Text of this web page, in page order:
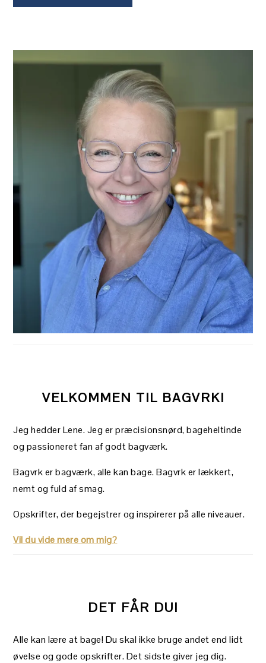
PRIMÆR
VELKOMMEN TIL BAGVRK!
Jeg hedder Lene. Jeg er præcisionsnørd, bageheltinde
og passioneret fan af godt bagværk.
Bagvrk er bagværk, alle kan bage. Bagvrk er lækkert,
nemt og fuld af smag.
Opskrifter, der begejstrer og inspirerer på alle niveauer.
Vil du vide mere om mig?
DET FÅR DU!
Alle kan lære at bage! Du skal ikke bruge andet end lidt
øvelse og gode opskrifter. Det sidste giver jeg dig.